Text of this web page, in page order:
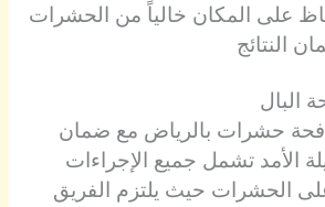
على المكان خالياً من الحشرات
النتائج
البال
حشرات بالرياض مع ضمان
الأمد تشمل جميع الإجراءات
الحشرات حيث يلتزم الفريق